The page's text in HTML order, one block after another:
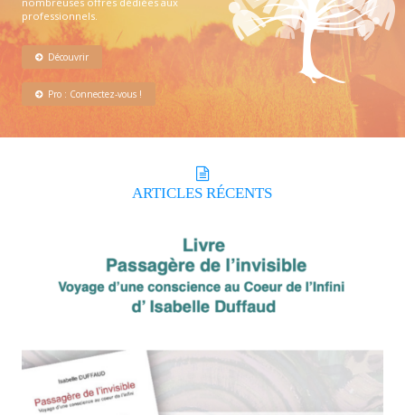
professionnels.
Découvrir
Pro : Connectez-vous !
ARTICLES RÉCENTS